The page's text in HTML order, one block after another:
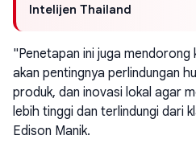
Intelijen Thailand
"Penetapan ini juga
akan pentingnya perlindungan
produk, dan inovasi lokal agar
lebih tinggi dan terlindungi dari
Edison Manik.